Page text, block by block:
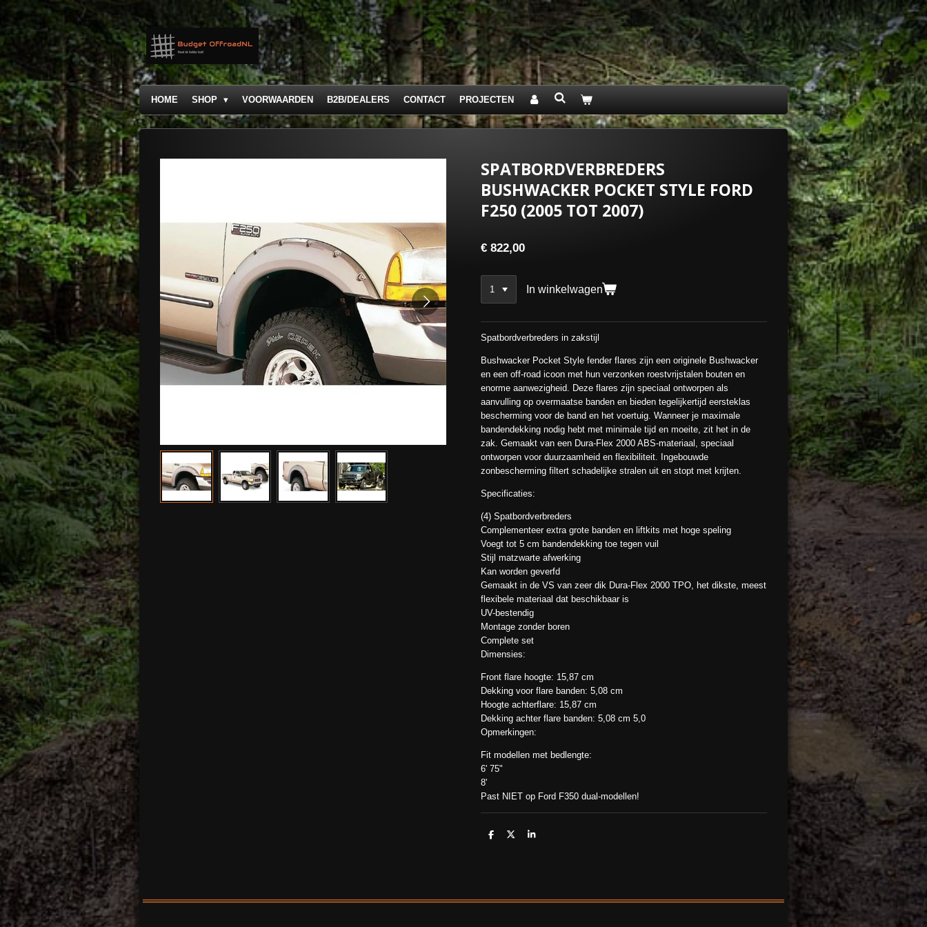
Ga
direct
de
hoofdinhoud
HOME SHOP VOORWAARDEN B2B/DEALERS CONTACT PROJECTEN
SPATBORDVERBREDERS
BUSHWACKER POCKET STYLE FORD
F250 (2005 TOT 2007)
€ 822,00
In winkelwagen
Spatbordverbreders in zakstijl
Bushwacker Pocket Style fender flares zijn een originele Bushwacker
en een off-road icoon met hun verzonken roestvrijstalen bouten en
enorme aanwezigheid. Deze flares zijn speciaal ontworpen als
aanvulling op overmaatse banden en bieden tegelijkertijd eersteklas
bescherming voor de band en het voertuig. Wanneer je maximale
bandendekking nodig hebt met minimale tijd en moeite, zit het in de
zak. Gemaakt van een Dura-Flex 2000 ABS-materiaal, speciaal
ontworpen voor duurzaamheid en flexibiliteit. Ingebouwde
zonbescherming filtert schadelijke stralen uit en stopt met krijten.
Specificaties:
(4) Spatbordverbreders
Complementeer extra grote banden en liftkits met hoge speling
Voegt tot 5 cm bandendekking toe tegen vuil
Stijl matzwarte afwerking
Kan worden geverfd
Gemaakt in de VS van zeer dik Dura-Flex 2000 TPO, het dikste, meest
flexibele materiaal dat beschikbaar is
UV-bestendig
Montage zonder boren
Complete set
Dimensies:
Front flare hoogte: 15,87 cm
Dekking voor flare banden: 5,08 cm
Hoogte achterflare: 15,87 cm
Dekking achter flare banden: 5,08 cm 5,0
Opmerkingen:
Fit modellen met bedlengte:
6' 75"
8'
Past NIET op Ford F350 dual-modellen!
D
D
S